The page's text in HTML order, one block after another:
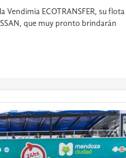
Vendimia ECOTRANSFER, su flota
que muy pronto brindarán